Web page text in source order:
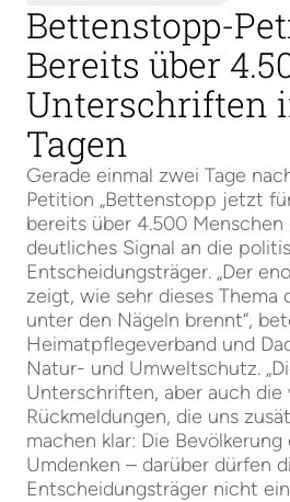
Bettenstopp-
Bereits über
Unterschriften
Tagen
Gerade einmal zwei Tage
Petition „Bettenstopp jetzt
bereits über 4.500
deutliches Signal an die
Entscheidungsträger. „Der
zeigt, wie sehr dieses Thema
unter den Nägeln brennt“,
Heimatpflegeverband und
Natur- und Umweltschutz.
Unterschriften, aber auch die
Rückmeldungen, die uns
machen klar: Die
Umdenken – darüber dürfen
Entscheidungsträger nicht